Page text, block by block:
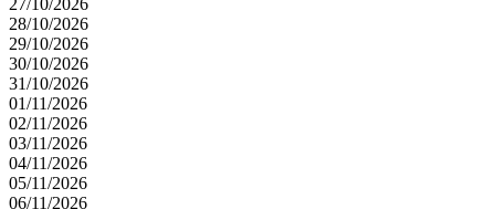
27/10/2026
28/10/2026
29/10/2026
30/10/2026
31/10/2026
01/11/2026
02/11/2026
03/11/2026
04/11/2026
05/11/2026
06/11/2026